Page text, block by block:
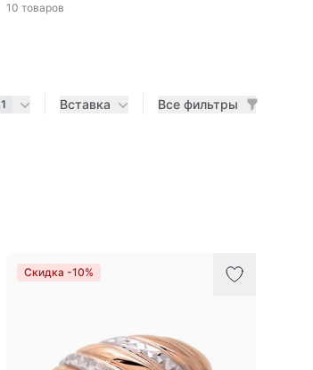
10 товаров
1 Вставка Все фильтры
Скидка -10%